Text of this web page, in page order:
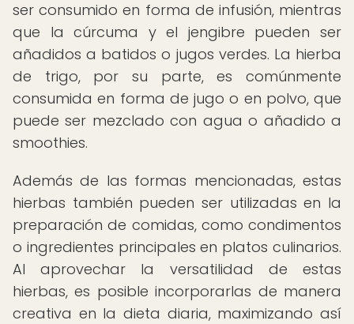
ser consumido en forma de infusión, mientras
que la cúrcuma y el jengibre pueden ser
añadidos a batidos o jugos verdes. La hierba
de trigo, por su parte, es comúnmente
consumida en forma de jugo o en polvo, que
puede ser mezclado con agua o añadido a
smoothies.
Además de las formas mencionadas, estas
hierbas también pueden ser utilizadas en la
preparación de comidas, como condimentos
o ingredientes principales en platos culinarios.
Al aprovechar la versatilidad de estas
hierbas, es posible incorporarlas de manera
creativa en la dieta diaria, maximizando así